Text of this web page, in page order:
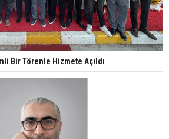
Bir Törenle Hizmete Açıldı